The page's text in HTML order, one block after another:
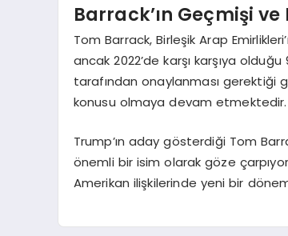
Barrack’ın Geçmişi
Tom Barrack, Birleşik Arap
ancak 2022’de karşı karşıya
tarafından onaylanması gerektiği
konusu olmaya devam etmektedir.
Trump’ın aday gösterdiği Tom
önemli bir isim olarak göze
Amerikan ilişkilerinde yeni bir